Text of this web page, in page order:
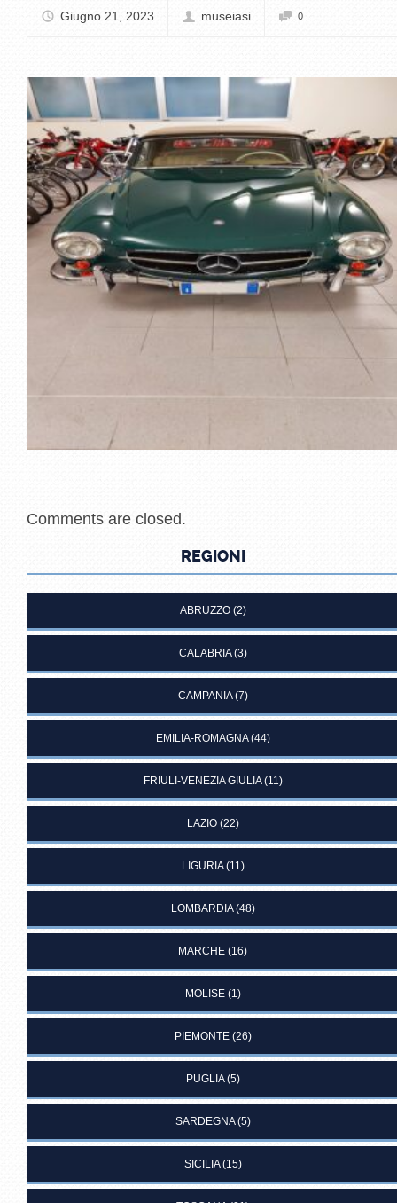
Giugno 21, 2023 museiasi 0
Comments are closed.
REGIONI
ABRUZZO(2)
CALABRIA(3)
CAMPANIA(7)
EMILIA-ROMAGNA(44)
FRIULI-VENEZIA GIULIA(11)
LAZIO(22)
LIGURIA(11)
LOMBARDIA(48)
MARCHE (16)
MOLISE(1)
PIEMONTE(26)
PUGLIA(5)
SARDEGNA(5)
SICILIA(15)